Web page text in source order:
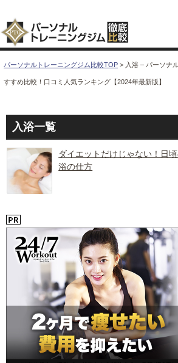
パーソナルトレーニングジム比較TOP > 入浴 – パーソナ
すすめ比較！口コミ人気ランキング【2024年最新版】
入浴一覧
ダイエットだけじゃない！日
浴の仕方